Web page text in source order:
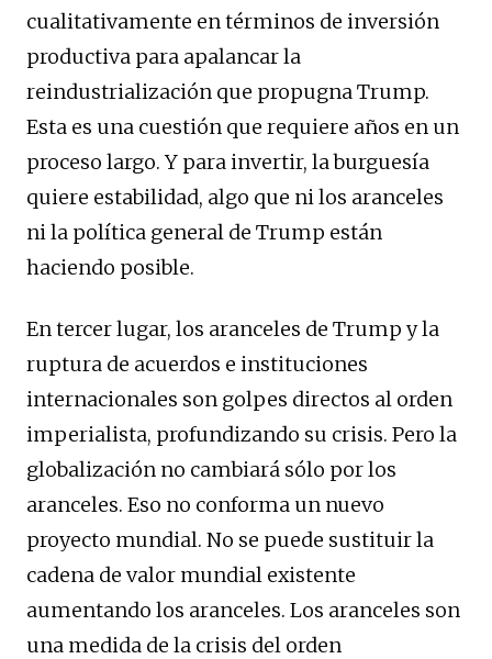
cualitativamente en términos de inversión
productiva para apalancar la
reindustrialización que propugna Trump.
Esta es una cuestión que requiere años en un
proceso largo. Y para invertir, la burguesía
quiere estabilidad, algo que ni los aranceles
ni la política general de Trump están
haciendo posible.
En tercer lugar, los aranceles de Trump y la
ruptura de acuerdos e instituciones
internacionales son golpes directos al orden
imperialista, profundizando su crisis. Pero la
globalización no cambiará sólo por los
aranceles. Eso no conforma un nuevo
proyecto mundial. No se puede sustituir la
cadena de valor mundial existente
aumentando los aranceles. Los aranceles son
una medida de la crisis del orden